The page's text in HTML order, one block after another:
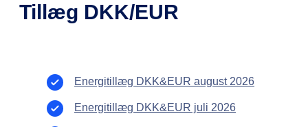
Tillæg DKK/EUR
Energitillæg DKK&EUR august 2026
Energitillæg DKK&EUR juli 2026